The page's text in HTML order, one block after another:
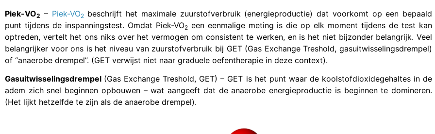
Piek-VO2 – Piek-VO2 beschrijft het maximale zuurstofverbruik (energieproductie) dat voorkomt op een bepaald
punt tijdens de inspanningstest. Omdat Piek-VO2een eenmalige meting is die op elk moment tijdens de test kan
optreden, vertelt het ons niks over het vermogen om consistent te werken, en is het niet bijzonder belangrijk. Veel
belangrijker voor ons is het niveau van zuurstofverbruik bij GET (Gas Exchange Treshold, gasuitwisselingsdrempel)
of “anaerobe drempel”. (GET verwijst niet naar graduele oefentherapie in deze context).
Gasuitwisselingsdrempel (Gas Exchange Treshold, GET) – GET is het punt waar de koolstofdioxidegehaltes in de
adem zich snel beginnen opbouwen – wat aangeeft dat de anaerobe energieproductie is beginnen te domineren.
(Het lijkt hetzelfde te zijn als de anaerobe drempel).